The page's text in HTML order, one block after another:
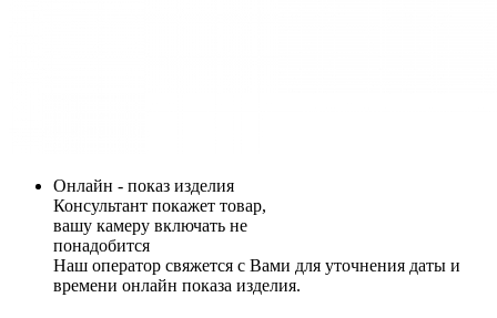
Онлайн - показ изделия
Консультант покажет товар,
вашу камеру включать не
понадобится
Наш оператор свяжется с Вами для уточнения даты и
времени онлайн показа изделия.